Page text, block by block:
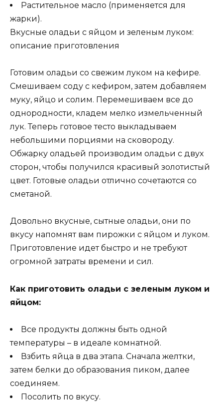
Растительное масло (применяется для
жарки).
Вкусные оладьи с яйцом и зеленым луком:
описание приготовления
Готовим оладьи со свежим луком на кефире.
Смешиваем соду с кефиром, затем добавляем
муку, яйцо и солим. Перемешиваем все до
однородности, кладем мелко измельченный
лук. Теперь готовое тесто выкладываем
небольшими порциями на сковороду.
Обжарку оладьей производим оладьи с двух
сторон, чтобы получился красивый золотистый
цвет. Готовые оладьи отлично сочетаются со
сметаной.
Довольно вкусные, сытные оладьи, они по
вкусу напомнят вам пирожки с яйцом и луком.
Приготовление идет быстро и не требуют
огромной затраты времени и сил.
Как приготовить оладьи с зеленым луком и
яйцом:
Все продукты должны быть одной
температуры – в идеале комнатной.
Взбить яйца в два этапа. Сначала желтки,
затем белки до образования пиком, далее
соединяем.
Посолить по вкусу.